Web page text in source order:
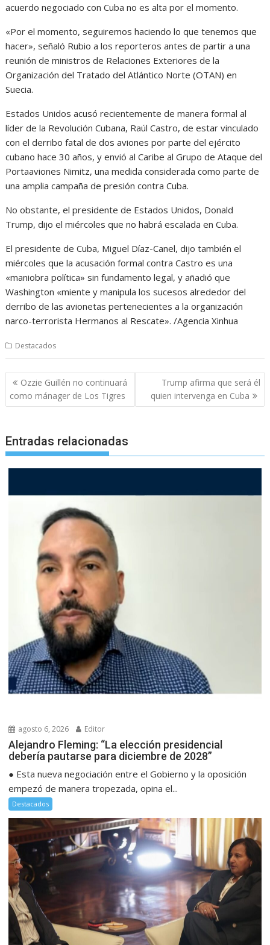
acuerdo negociado con Cuba no es alta por el momento.
«Por el momento, seguiremos haciendo lo que tenemos que
hacer», señaló Rubio a los reporteros antes de partir a una
reunión de ministros de Relaciones Exteriores de la
Organización del Tratado del Atlántico Norte (OTAN) en
Suecia.
Estados Unidos acusó recientemente de manera formal al
líder de la Revolución Cubana, Raúl Castro, de estar vinculado
con el derribo fatal de dos aviones por parte del ejército
cubano hace 30 años, y envió al Caribe al Grupo de Ataque del
Portaaviones Nimitz, una medida considerada como parte de
una amplia campaña de presión contra Cuba.
No obstante, el presidente de Estados Unidos, Donald
Trump, dijo el miércoles que no habrá escalada en Cuba.
El presidente de Cuba, Miguel Díaz-Canel, dijo también el
miércoles que la acusación formal contra Castro es una
«maniobra política» sin fundamento legal, y añadió que
Washington «miente y manipula los sucesos alrededor del
derribo de las avionetas pertenecientes a la organización
narco-terrorista Hermanos al Rescate». /Agencia Xinhua
Destacados
Navegación
de
entradas
Ozzie Guillén no continuará
como mánager de Los Tigres
Trump afirma que será él
quien intervenga en Cuba
Entradas relacionadas
agosto 6, 2026 Editor
Alejandro Fleming: “La elección presidencial
debería pautarse para diciembre de 2028”
● Esta nueva negociación entre el Gobierno y la oposición
empezó de manera tropezada, opina el...
Destacados